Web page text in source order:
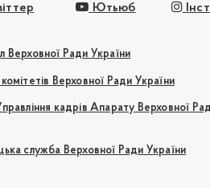
Ютьюб
Верховної Ради України
Верховної Ради України
кадрів Апарату Верховної
служба Верховної Ради України